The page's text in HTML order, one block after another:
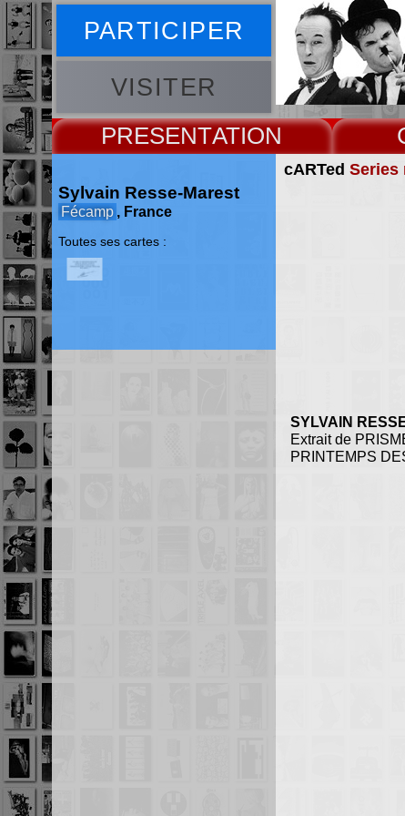
PARTICIPER
VISITER
PRESENT
cARTed Series
SYLVAIN
Extrait de
PRINTEMPS
Sylvain Resse-Marest
Fécamp , France
Toutes ses cartes :